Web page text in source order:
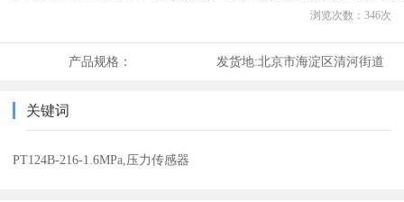
浏览次数： 346次
产品规格： 发货地:北京市海淀区清河街道
关键词
PT124B-216-1.6MPa,压力传感器